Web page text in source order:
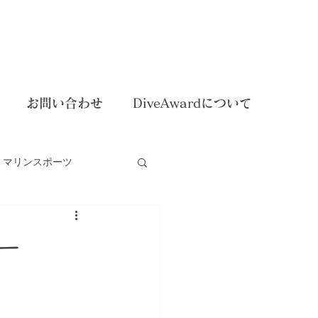
お問い合わせ DiveAwardについて
マリンスポーツ